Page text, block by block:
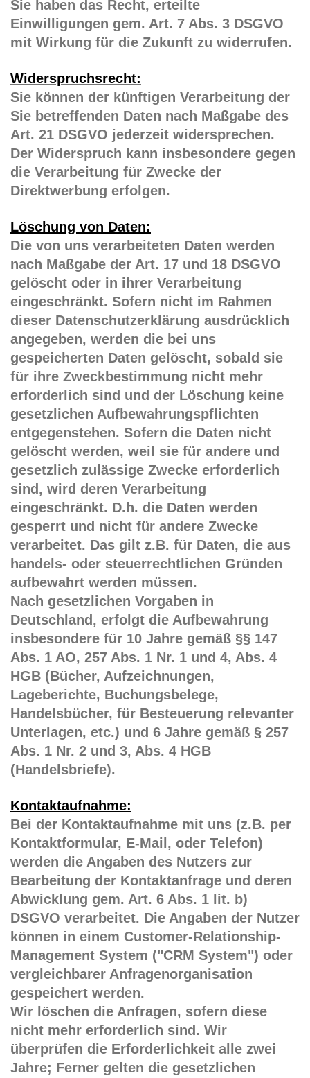
Sie haben das Recht, erteilte
Einwilligungen gem. Art. 7 Abs. 3 DSGVO
mit Wirkung für die Zukunft zu widerrufen.
Widerspruchsrecht:
Sie können der künftigen Verarbeitung der
Sie betreffenden Daten nach Maßgabe des
Art. 21 DSGVO jederzeit widersprechen.
Der Widerspruch kann insbesondere gegen
die Verarbeitung für Zwecke der
Direktwerbung erfolgen.
Löschung von Daten:
Die von uns verarbeiteten Daten werden
nach Maßgabe der Art. 17 und 18 DSGVO
gelöscht oder in ihrer Verarbeitung
eingeschränkt. Sofern nicht im Rahmen
dieser Datenschutzerklärung ausdrücklich
angegeben, werden die bei uns
gespeicherten Daten gelöscht, sobald sie
für ihre Zweckbestimmung nicht mehr
erforderlich sind und der Löschung keine
gesetzlichen Aufbewahrungspflichten
entgegenstehen. Sofern die Daten nicht
gelöscht werden, weil sie für andere und
gesetzlich zulässige Zwecke erforderlich
sind, wird deren Verarbeitung
eingeschränkt. D.h. die Daten werden
gesperrt und nicht für andere Zwecke
verarbeitet. Das gilt z.B. für Daten, die aus
handels- oder steuerrechtlichen Gründen
aufbewahrt werden müssen.
Nach gesetzlichen Vorgaben in
Deutschland, erfolgt die Aufbewahrung
insbesondere für 10 Jahre gemäß §§ 147
Abs. 1 AO, 257 Abs. 1 Nr. 1 und 4, Abs. 4
HGB (Bücher, Aufzeichnungen,
Lageberichte, Buchungsbelege,
Handelsbücher, für Besteuerung relevanter
Unterlagen, etc.) und 6 Jahre gemäß § 257
Abs. 1 Nr. 2 und 3, Abs. 4 HGB
(Handelsbriefe).
Kontaktaufnahme:
Bei der Kontaktaufnahme mit uns (z.B. per
Kontaktformular, E-Mail, oder Telefon)
werden die Angaben des Nutzers zur
Bearbeitung der Kontaktanfrage und deren
Abwicklung gem. Art. 6 Abs. 1 lit. b)
DSGVO verarbeitet. Die Angaben der Nutzer
können in einem Customer-Relationship-
Management System ("CRM System") oder
vergleichbarer Anfragenorganisation
gespeichert werden.
Wir löschen die Anfragen, sofern diese
nicht mehr erforderlich sind. Wir
überprüfen die Erforderlichkeit alle zwei
Jahre; Ferner gelten die gesetzlichen